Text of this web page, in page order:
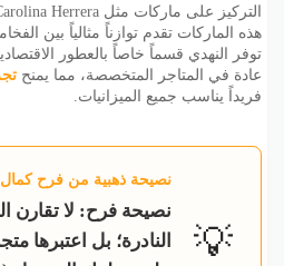
هذه الماركات تقدم توازناً مثالياً بين
توفر النهدي قسماً خاصاً بالعطور
عادة في المتاجر المتخصصة، مما يمنح
فريداً يناسب جميع الميزانيات.
💡
نصيحة ذهبية من فرح كمال
نصيحة فرح: لا تقارن
النادرة؛ بل اعتبرها